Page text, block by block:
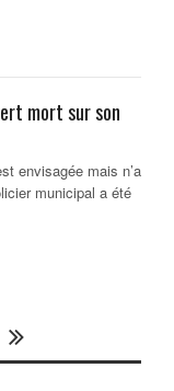
mort sur son
envisagée mais n’a
municipal a été